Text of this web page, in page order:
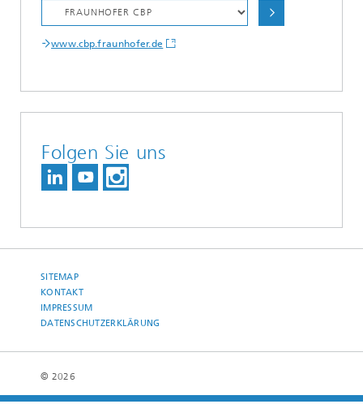
www.cbp.fraunhofer.de
Folgen Sie uns
SITEMAP
KONTAKT
IMPRESSUM
DATENSCHUTZERKLÄRUNG
© 2026